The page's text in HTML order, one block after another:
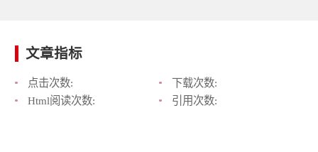
文章指标
点击次数:
下载次数:
Html阅读次数:
引用次数: